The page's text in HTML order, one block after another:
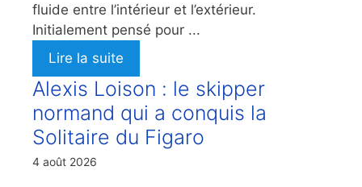
fluide entre l’intérieur et l’extérieur.
Initialement pensé pour ...
Lire la suite
Alexis Loison : le skipper
normand qui a conquis la
Solitaire du Figaro
4 août 2026